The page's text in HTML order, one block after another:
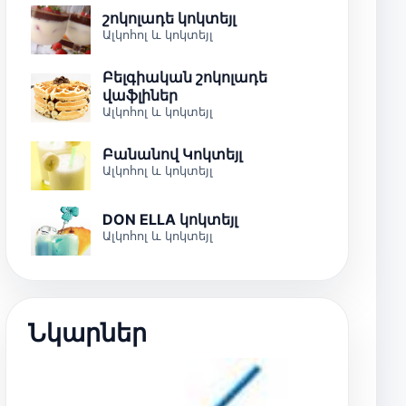
շոկոլադե կոկտեյլ
Ալկոհոլ և կոկտեյլ
Բելգիական շոկոլադե
վաֆլիներ
Ալկոհոլ և կոկտեյլ
Բանանով Կոկտեյլ
Ալկոհոլ և կոկտեյլ
DON ELLA կոկտեյլ
Ալկոհոլ և կոկտեյլ
Նկարներ